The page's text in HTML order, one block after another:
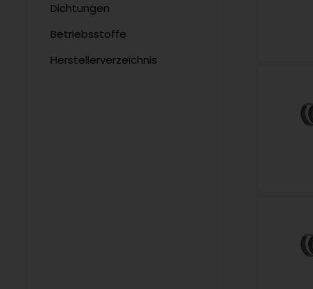
Dichtungen
Betriebsstoffe
Herstellerverzeichnis